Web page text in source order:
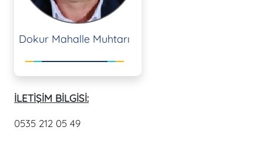
Dokur Mahalle Muhtarı
İLETİŞİM BİLGİSİ:
0535 212 05 49